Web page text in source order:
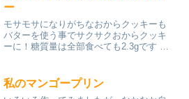
ー
モサモサになりがちなおからクッキーも
バターを使う事でサクサクおからクッキ
ーに！糖質量は全部食べても2.3gです レ
ントみんなのレビュー
私のマンゴープリン